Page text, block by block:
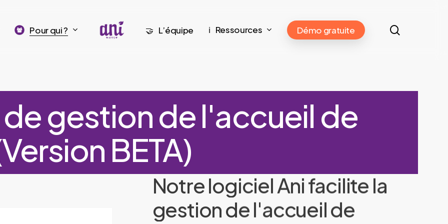
Pour qui ? 🤝 L’équipe ℹ️ Ressources Démo gratuite
gestion de l'accueil de
BETA)
NotrelogicielAnifacilitela
gestiondel'accueilde